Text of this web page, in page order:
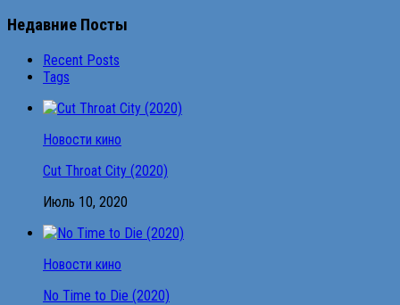
Недавние Посты
Recent Posts
Tags
Новости кино
Cut Throat City (2020)
Июль 10, 2020
Новости кино
No Time to Die (2020)